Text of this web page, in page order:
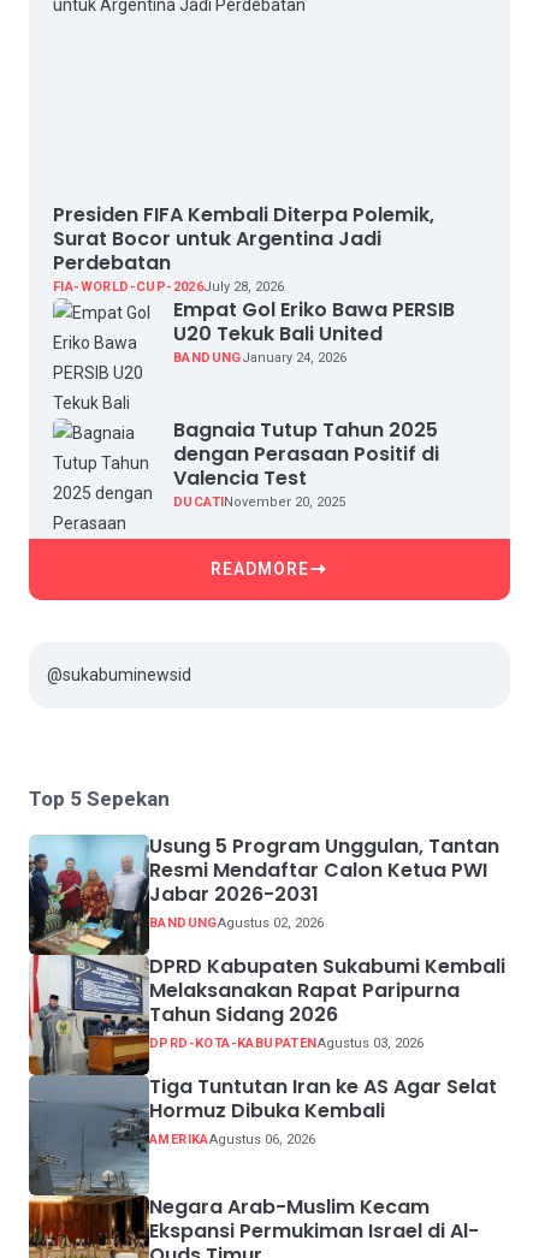
Presiden FIFA Kembali Diterpa Polemik,
Surat Bocor untuk Argentina Jadi
Perdebatan
FIA-WORLD-CUP-2026July 28, 2026
Empat Gol Eriko Bawa PERSIB
U20 Tekuk Bali United
BANDUNGJanuary 24, 2026
Bagnaia Tutup Tahun 2025
dengan Perasaan Positif di
Valencia Test
DUCATI November 20, 2025
READMORE
@sukabuminewsid
Top 5 Sepekan
Usung 5 Program Unggulan, Tantan
Resmi Mendaftar Calon Ketua PWI
Jabar 2026-2031
BANDUNGAgustus 02, 2026
DPRD Kabupaten Sukabumi Kembali
Melaksanakan Rapat Paripurna
Tahun Sidang 2026
DPRD-KOTA-KABUPATEN Agustus 03, 2026
Tiga Tuntutan Iran ke AS Agar Selat
Hormuz Dibuka Kembali
AMERIKAAgustus 06, 2026
Negara Arab-Muslim Kecam
Ekspansi Permukiman Israel di Al-